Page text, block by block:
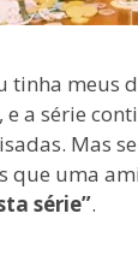
meus
a série
Mas
que uma
série”.